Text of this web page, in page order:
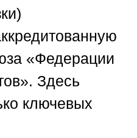
«Федерации
. Здесь
ключевых